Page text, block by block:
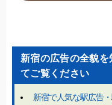
新宿の広告の全貌
てご覧ください
新宿で人気な駅広告